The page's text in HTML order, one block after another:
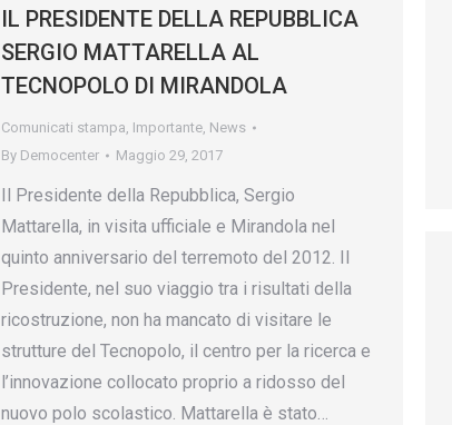
IL PRESIDENTE DELLA REPUBBLICA
SERGIO MATTARELLA AL
TECNOPOLO DI MIRANDOLA
Comunicati stampa, Importante, News
By Democenter Maggio 29, 2017
Il Presidente della Repubblica, Sergio
Mattarella, in visita ufficiale e Mirandola nel
quinto anniversario del terremoto del 2012. Il
Presidente, nel suo viaggio tra i risultati della
ricostruzione, non ha mancato di visitare le
strutture del Tecnopolo, il centro per la ricerca e
l’innovazione collocato proprio a ridosso del
nuovo polo scolastico. Mattarella è stato…